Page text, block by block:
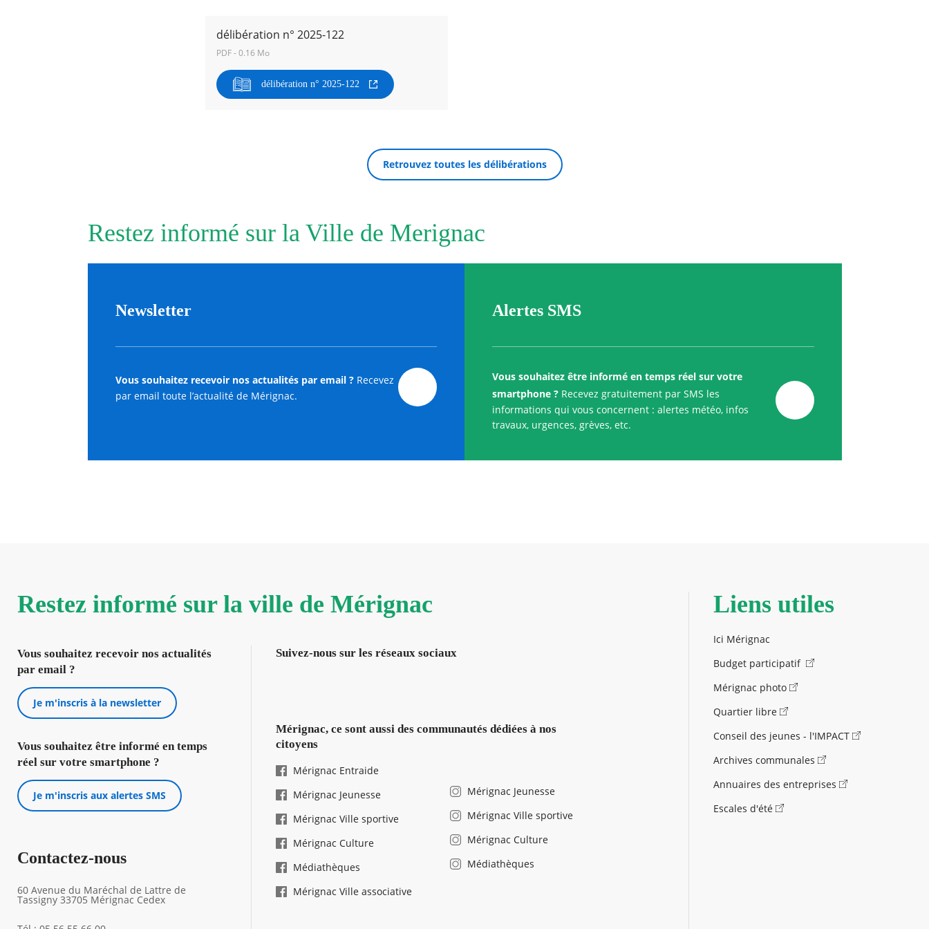
délibération n° 2025-122
PDF - 0.16 Mo
délibération n° 2025-122
Retrouvez toutes les délibérations
Restez informé sur la Ville de Merignac
Newsletter
Vous souhaitez recevoir nos actualités par email ?Recevez
par email toute l’actualité de Mérignac.
Alertes SMS
Vous souhaitez être informé en temps réel sur votre
smartphone ? Recevez gratuitement par SMS les
informations qui vous concernent : alertes météo, infos
travaux, urgences, grèves, etc.
Restez informé sur la ville de Mérignac
Vous souhaitez recevoir nos actualités
par email ?
Je m'inscris à la newsletter
Vous souhaitez être informé en temps
réel sur votre smartphone ?
Je m'inscris aux alertes SMS
Contactez-nous
60 Avenue du Maréchal de Lattre de
Tassigny 33705 Mérignac Cedex
Suivez-nous sur les réseaux sociaux
Mérignac, ce sont aussi des communautés dédiées à nos
citoyens
Mérignac Entraide
Mérignac Jeunesse
Mérignac Ville sportive
Mérignac Culture
Médiathèques
Mérignac Ville associative
Mérignac Jeunesse
Mérignac Ville sportive
Mérignac Culture
Médiathèques
Liens utiles
Ici Mérignac
Budget participatif
Mérignac photo
Quartier libre
Conseil des jeunes - l'IMPACT
Archives communales
Annuaires des entreprises
Escales d'été